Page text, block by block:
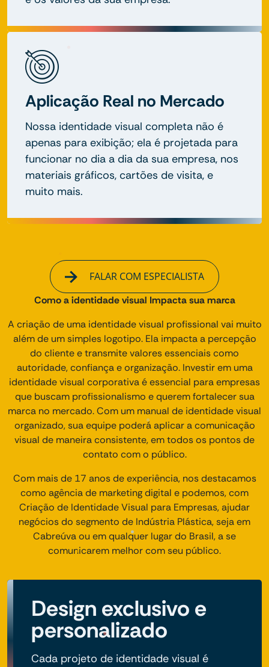
Aplicação Real no Mercado
Nossa identidade visual completa não é
apenas para exibição; ela é projetada para
funcionar no dia a dia da sua empresa, nos
materiais gráficos, cartões de visita, e
muito mais.
FALAR COM ESPECIALISTA
Como a identidade visual Impacta sua marca
A criação de uma identidade visual profissional vai muito
além de um simples logotipo. Ela impacta a percepção
do cliente e transmite valores essenciais como
autoridade, confiança e organização. Investir em uma
identidade visual corporativa é essencial para empresas
que buscam profissionalismo e querem fortalecer sua
marca no mercado. Com um manual de identidade visual
organizado, sua equipe poderá aplicar a comunicação
visual de maneira consistente, em todos os pontos de
contato com o público.
Com mais de 17 anos de experiência, nos destacamos
como agência de marketing digital e podemos, com
Criação de Identidade Visual para Empresas, ajudar
negócios do segmento de Indústria Plástica, seja em
Cabreúva ou em qualquer lugar do Brasil, a se
comunicarem melhor com seu público.
Design exclusivo e
personalizado
Cada projeto de identidade visual é